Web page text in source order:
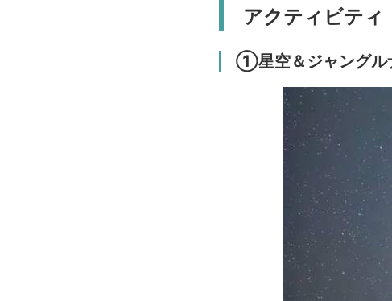
アクティビティ
①星空＆ジャングル